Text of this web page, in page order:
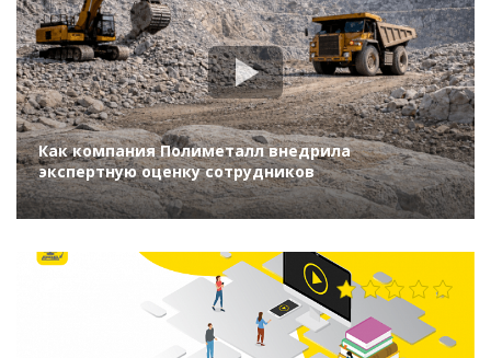
Как компания Полиметалл внедрила
экспертную оценку сотрудников